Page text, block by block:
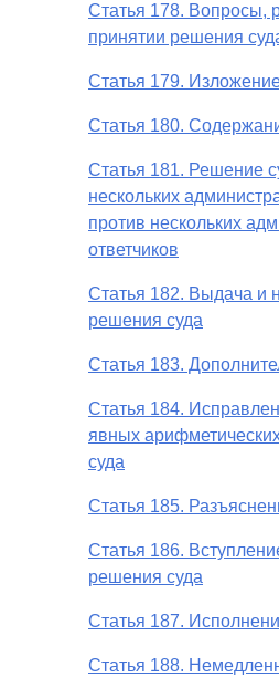
Статья 178. Вопросы,
принятии решения
Статья 179.
Статья 180.
Статья 181. Решение
нескольких
против нескольких
ответчиков
Статья 182. Выдача и
решения суда
Статья 183.
Статья 184.
явных
суда
Статья 185.
Статья 186.
решения суда
Статья 187.
Статья 188.